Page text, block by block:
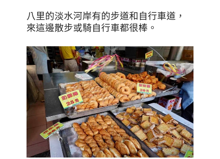
八里的淡水河岸有的步道和自行車道，
來這邊散步或騎自行車都很棒。